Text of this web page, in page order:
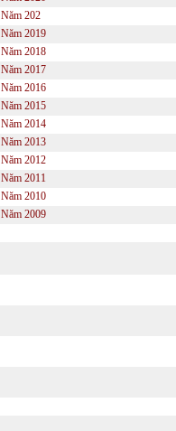
Năm 202
Năm 2019
Năm 2018
Năm 2017
Năm 2016
Năm 2015
Năm 2014
Năm 2013
Năm 2012
Năm 2011
Năm 2010
Năm 2009